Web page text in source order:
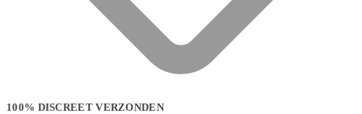
100% DISCREET VERZONDEN